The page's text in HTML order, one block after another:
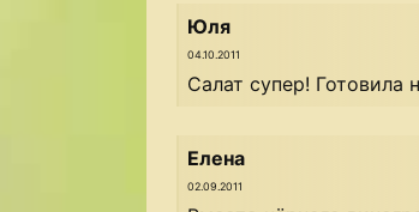
Юля
04.10.2011
Салат супер! Готовила
Елена
02.09.2011